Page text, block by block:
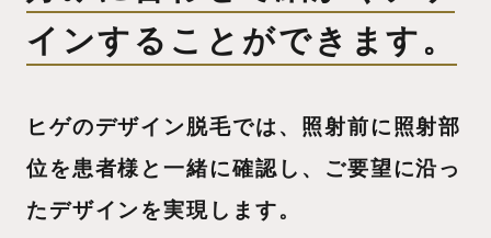
インすることができます。
ヒゲのデザイン脱毛では、照射前に照射部
位を患者様と一緒に確認し、
ご要望に沿っ
たデザインを実現します。